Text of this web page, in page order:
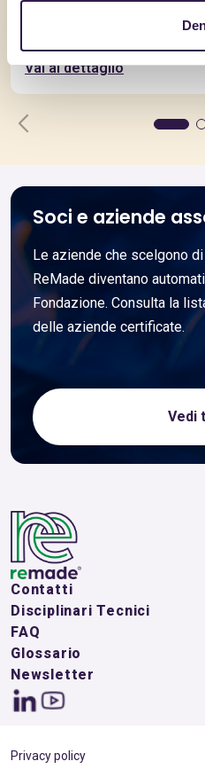
Vai al dettaglio
Soci e aziende
Le aziende che scelgono
ReMade diventano
Fondazione. Consulta la
delle aziende certificate.
Vedi
Contatti
Disciplinari Tecnici
FAQ
Glossario
Newsletter
Privacy policy